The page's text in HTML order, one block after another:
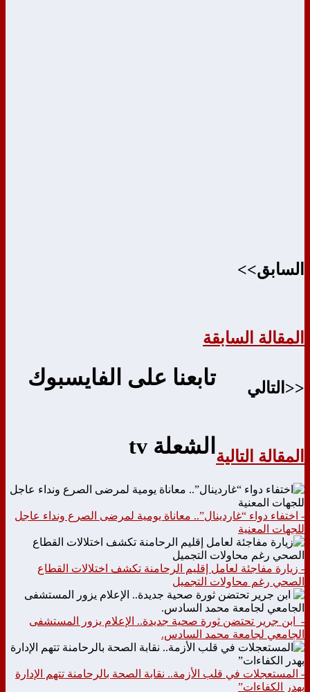
السابق>>
المقالة السابقة
<<التالي
المقالة التالية
تابعنا على الفايسبوك
الشعلة tv
- اختفاء دواء “غاردينال”.. معاناة يومية لمرضى الصرع ونداء عاجل
للجهات المعنية
- زيارة مفاجئة لعامل إقليم الرحامنة تكشف اختلالات القطاع
الصحي رغم محاولات التجميل
- ابن جرير تحتضن ثورة صحية جديدة.. الإعلام يزور المستشفى
الجامعي لجامعة محمد السادس.
- المستعجلات في قلب الأزمة.. نقابة الصحة بالرحامنة تتهم الإدارة
بهدر الكفاءات”